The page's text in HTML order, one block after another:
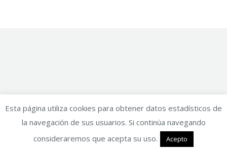
Esta página utiliza cookies para obtener datos estadísticos de
la navegación de sus usuarios. Si continúa navegando
consideraremos que acepta su uso.
Acepto